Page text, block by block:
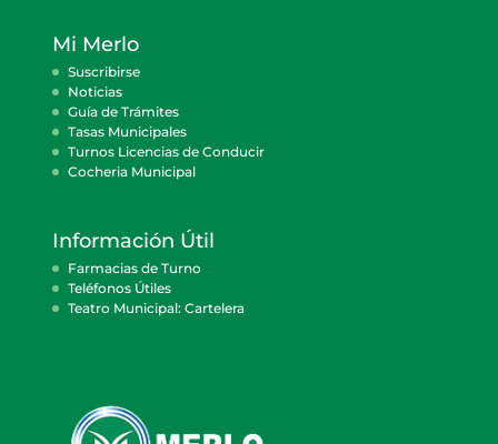
Mi Merlo
Suscribirse
Noticias
Guía de Trámites
Tasas Municipales
Turnos Licencias de Conducir
Cocheria Municipal
Información Útil
Farmacias de Turno
Teléfonos Útiles
Teatro Municipal: Cartelera